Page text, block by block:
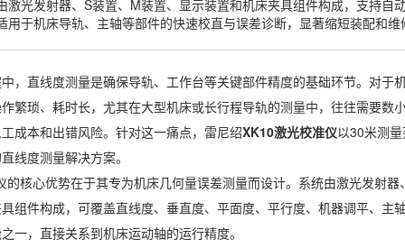
激光发射器、S装置、M装置、显示装置和机床夹具组件构成，支持
用于机床导轨、主轴等部件的快速校直与误差诊断，显著缩短装配和维
，直线度测量是确保导轨、工作台等关键部件精度的基础环节。对
繁琐、耗时长，尤其在大型机床或长行程导轨的测量中，往往需要
成本和出错风险。针对这一痛点，雷尼绍XK10激光校准仪以30米测
线度测量解决方案。
的核心优势在于其专为机床几何量误差测量而设计。系统由激光发射
组件构成，可覆盖直线度、垂直度、平面度、平行度、机器调平、
一，直接关系到机床运动轴的运行精度。